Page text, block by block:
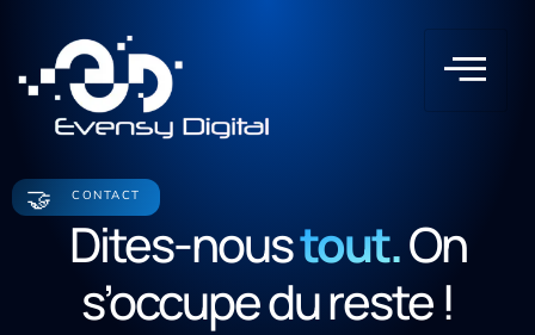
🤝 CONTACT
Dites-noustout.On
s’occupe du reste !